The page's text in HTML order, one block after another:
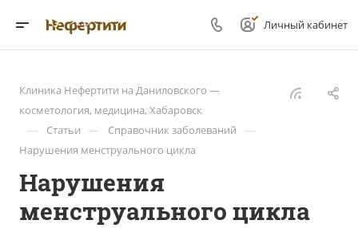
Личный кабинет
Клиника Нефертити на Даниловского —
косметология, медицина, Хабаровск
— Статьи — Справочник заболеваний —
Нарушения менструального цикла
Нарушения
менструального цикла